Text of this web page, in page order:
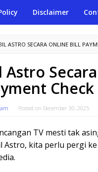
Disclaimer
ASTRO SECARA ONLINE BILL
Astro
Check
Posted on December 30, 2025
TV mesti tak
kita perlu pergi